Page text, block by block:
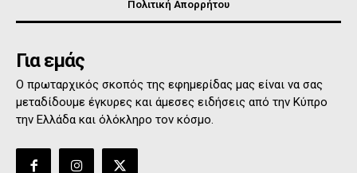
Πολιτική Απορρήτου
Για εμάς
Ο πρωταρχικός σκοπός της εφημερίδας μας είναι να σας
μεταδίδουμε έγκυρες και άμεσες ειδήσεις από την Κύπρο
την Ελλάδα και όλόκληρο τον κόσμο.